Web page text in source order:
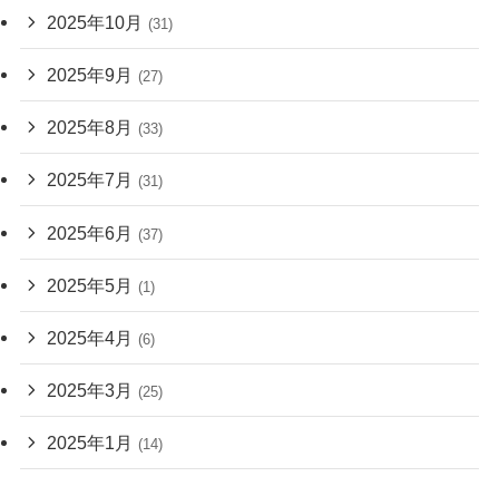
2025年10月 (31)
2025年9月 (27)
2025年8月 (33)
2025年7月 (31)
2025年6月 (37)
2025年5月 (1)
2025年4月 (6)
2025年3月 (25)
2025年1月 (14)